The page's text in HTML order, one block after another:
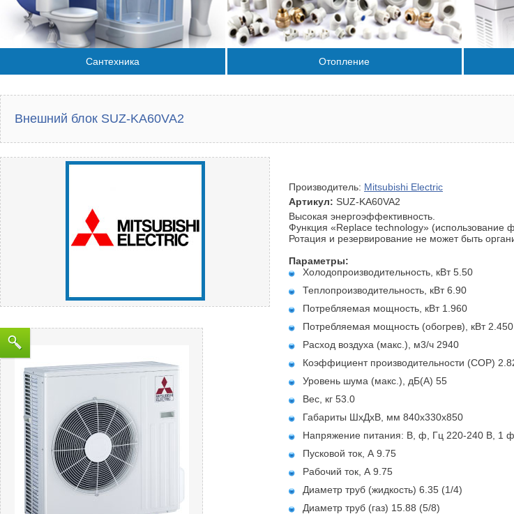
Сантехника Отопление
Внешний блок SUZ-KA60VA2
Производитель: Mitsubishi Electric
Артикул: SUZ-KA60VA2
Высокая энергоэффективность.
Функция «Replace technology» (использование
Ротация и резервирование не может быть
Параметры:
Холодопроизводительность, кВт 5.50
Теплопроизводительность, кВт 6.90
Потребляемая мощность, кВт 1.960
Потребляемая мощность (обогрев), кВт 2.450
Расход воздуха (макс.), м3/ч 2940
Коэффициент производительности (COP)
Уровень шума (макс.), дБ(А) 55
Вес, кг 53.0
Габариты ШхДхВ, мм 840x330x850
Напряжение питания: В, ф, Гц 220-240 В, 1
Пусковой ток, А 9.75
Рабочий ток, А 9.75
Диаметр труб (жидкость) 6.35 (1/4)
Диаметр труб (газ) 15.88 (5/8)